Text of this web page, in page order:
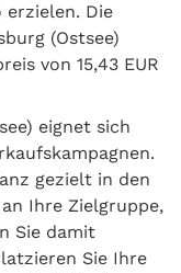
Die
(Ostsee)
von 15,43 EUR
eignet sich
gezielt in den
Ihre Zielgruppe,
Sie damit
Sie Ihre